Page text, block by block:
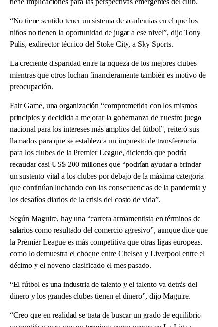
tiene implicaciones para las perspectivas emergentes del club.
“No tiene sentido tener un sistema de academias en el que los
niños no tienen la oportunidad de jugar a ese nivel”, dijo Tony
Pulis, exdirector técnico del Stoke City, a Sky Sports.
La creciente disparidad entre la riqueza de los mejores clubes
mientras que otros luchan financieramente también es motivo de
preocupación.
Fair Game, una organización “comprometida con los mismos
principios y decidida a mejorar la gobernanza de nuestro juego
nacional para los intereses más amplios del fútbol”, reiteró sus
llamados para que se establezca un impuesto de transferencia
para los clubes de la Premier League, diciendo que podría
recaudar casi US$ 200 millones que “podrían ayudar a brindar
un sustento vital a los clubes por debajo de la máxima categoría
que continúan luchando con las consecuencias de la pandemia y
los desafíos diarios de la crisis del costo de vida”.
Según Maguire, hay una “carrera armamentista en términos de
salarios como resultado del comercio agresivo”, aunque dice que
la Premier League es más competitiva que otras ligas europeas,
como lo demuestra el choque entre Chelsea y Liverpool entre el
décimo y el noveno clasificado el mes pasado.
“El fútbol es una industria de talento y el talento va detrás del
dinero y los grandes clubes tienen el dinero”, dijo Maguire.
“Creo que en realidad se trata de buscar un grado de equilibrio